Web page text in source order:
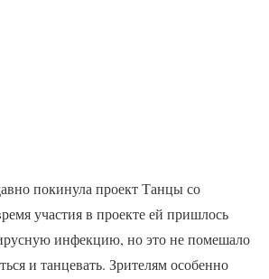
покинула проект Танцы со
участия в проекте ей пришлось
инфекцию, но это не помешало
и танцевать. Зрителям особенно